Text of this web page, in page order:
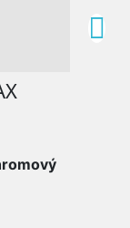
